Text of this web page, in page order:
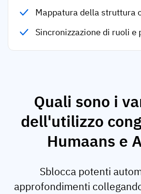
Mappatura della struttura
Sincronizzazione di ruoli e
Quali sono i
dell'utilizzo
Humaans e
Sblocca potenti
approfondimenti